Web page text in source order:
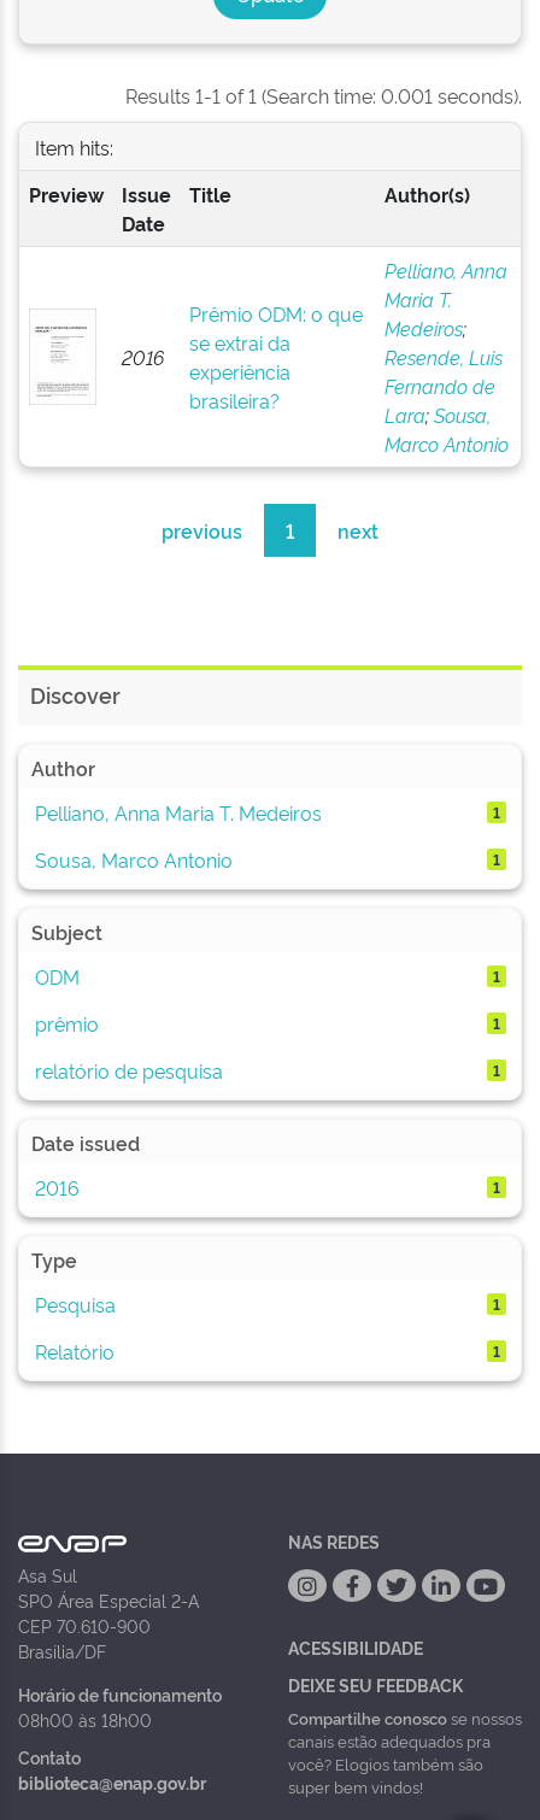
Results 1-1 of 1 (Search time: 0.001 seconds).
Item hits:
Preview
Issue
Date
Title Author(s)
2016
Prêmio ODM: o que
se extrai da
experiência
brasileira?
Pelliano, Anna
Maria T.
Medeiros;
Resende, Luis
Fernando de
Lara;Sousa,
Marco Antonio
previous 1 next
Discover
Author
Pelliano, Anna Maria T. Medeiros
1
Sousa, Marco Antonio 1
Subject
ODM
1
prêmio 1
relatório de pesquisa 1
Date issued
2016
1
Type
Pesquisa
1
Relatório 1
Asa Sul
SPO Área Especial 2-A
CEP 70.610-900
Brasília/DF
Horário de funcionamento
08h00 às 18h00
Contato
biblioteca@enap.gov.br
NAS REDES
ACESSIBILIDADE
DEIXE SEU FEEDBACK
Compartilhe conoscose nossos
canais estão adequados pra
você? Elogios também são
super bem vindos!